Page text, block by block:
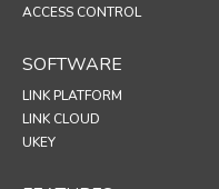
ACCESS CONTROL
SOFTWARE
LINK PLATFORM
LINK CLOUD
UKEY